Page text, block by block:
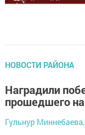
НОВОСТИ РАЙОНА
Наградили
прошедшего
Гульнур Миннебаева,